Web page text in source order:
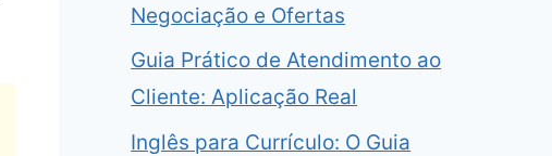
Negociação e Ofertas
Guia Prático de Atendimento ao
Cliente: Aplicação Real
Inglês para Currículo: O Guia